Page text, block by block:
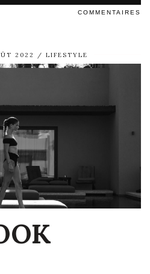
COMMENTAIRES
2022 LIFESTYLE